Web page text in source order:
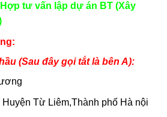
Hợp tư vấn lập dự án BT (Xây
(Sau đây gọi tắt là bên A):
Từ Liêm,Thành phố Hà nội